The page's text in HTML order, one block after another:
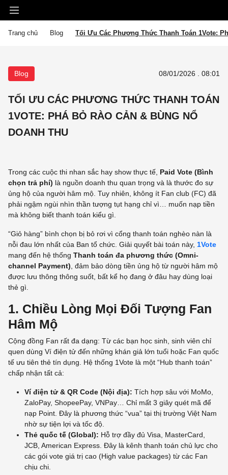
Trang chủ Blog Tối Ưu Các Phương Thức Thanh Toán 1Vote:
Blog 08/01/2026 . 08:01
TỐI ƯU CÁC PHƯƠNG THỨC THANH TOÁN
1VOTE: PHÁ BỎ RÀO CẢN & BÙNG NỔ
DOANH THU
Trong các cuộc thi nhan sắc hay show thực tế, Paid Vote (Bình
chọn trả phí) là nguồn doanh thu quan trọng và là thước đo sự
ủng hộ của người hâm mộ. Tuy nhiên, không ít Fan club (FC) đã
phải ngậm ngùi nhìn thần tượng tụt hạng chỉ vì… muốn nạp tiền
mà không biết thanh toán kiểu gì.
“Giỏ hàng” bình chọn bị bỏ rơi vì cổng thanh toán nghèo nàn là
nỗi đau lớn nhất của Ban tổ chức. Giải quyết bài toán này, 1Vote
mang đến hệ thống Thanh toán đa phương thức (Omni-
channel Payment) , đảm bảo dòng tiền ủng hộ từ người hâm mộ
được lưu thông thông suốt, bất kể họ đang ở đâu hay dùng loại
thẻ gì.
1. Chiều Lòng Mọi Đối Tượng Fan
Hâm Mộ
Cộng đồng Fan rất đa dạng: Từ các bạn học sinh, sinh viên chỉ
quen dùng Ví điện tử đến những khán giả lớn tuổi hoặc Fan quốc
tế ưu tiên thẻ tín dụng. Hệ thống 1Vote là một “Hub thanh toán”
chấp nhận tất cả:
Ví điện tử & QR Code (Nội địa): Tích hợp sâu với MoMo,
ZaloPay, ShopeePay, VNPay… Chỉ mất 3 giây quét mã để
nạp Point. Đây là phương thức “vua” tại thị trường Việt Nam
nhờ sự tiện lợi và tốc độ.
Thẻ quốc tế (Global): Hỗ trợ đầy đủ Visa, MasterCard,
JCB, American Express. Đây là kênh thanh toán chủ lực cho
các gói vote giá trị cao (High value packages) từ các Fan
chịu chi.